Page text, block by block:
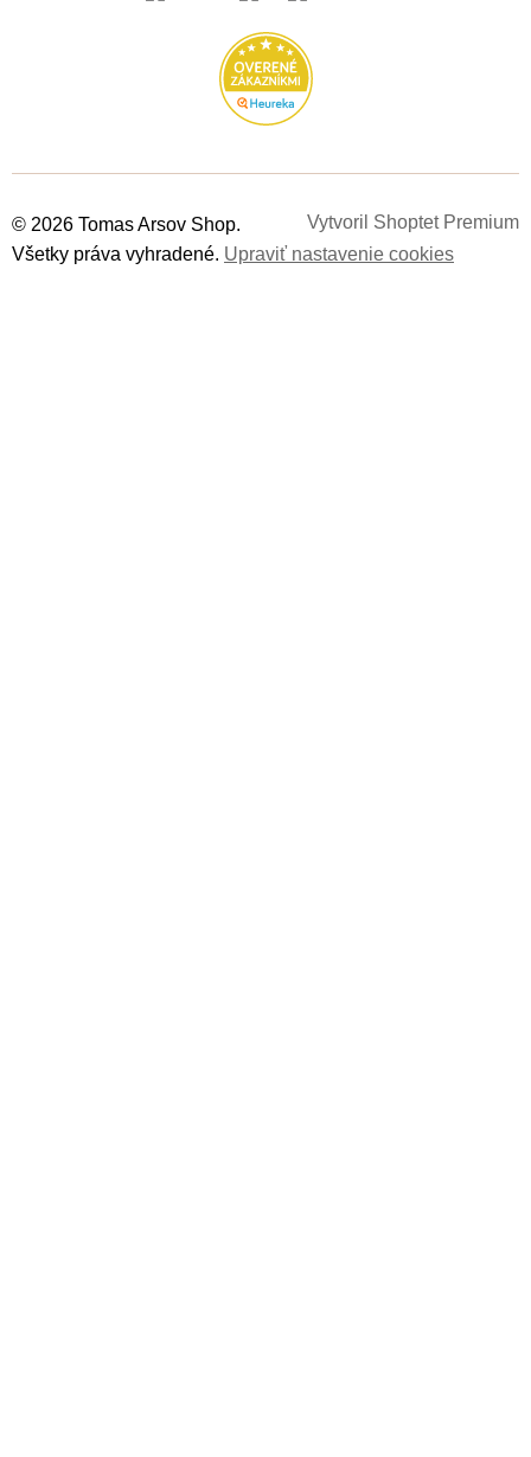
Vytvoril Shoptet Premium
© 2026 Tomas Arsov Shop.
Všetky práva vyhradené. Upraviť nastavenie cookies